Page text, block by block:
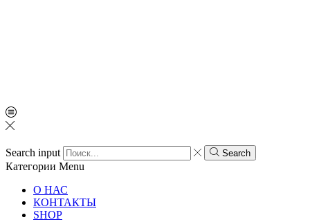
Search input Search
Категории Menu
О НАС
КОНТАКТЫ
SHOP